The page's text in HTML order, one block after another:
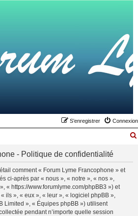
Connexion
S’enregistrer
- Politique de confidentialité
comment « Forum Lyme Francophone » et
ci-après par « nous », « notre », « nos »,
« https://www.forumlyme.com/phpBB3 ») et
ils », « eux », « leur », « logiciel phpBB »,
Limited », « Équipes phpBB ») utilisent
pendant n’importe quelle session